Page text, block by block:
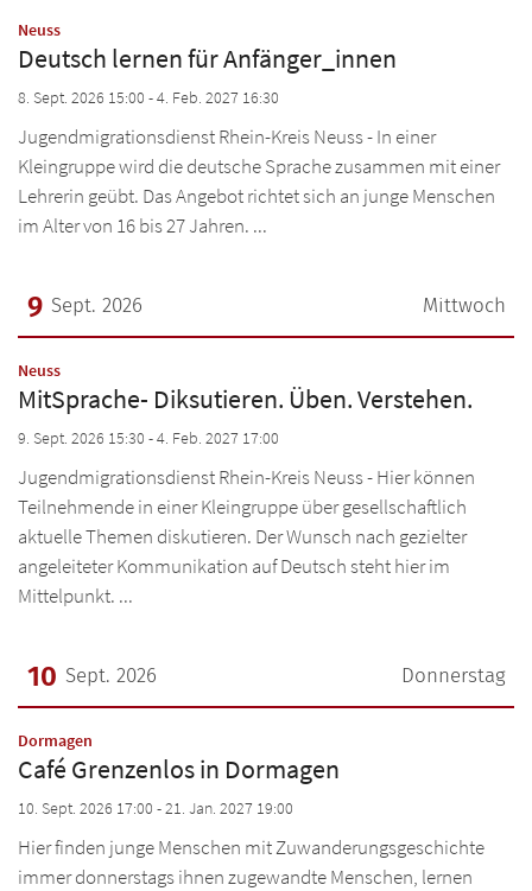
Datum: 8. September 2026
Neuss:
Deutsch lernen für Anfänger_innen
8. Sept. 2026 15:00 - 4. Feb. 2027 16:30
Jugendmigrationsdienst Rhein-Kreis Neuss - In einer
Kleingruppe wird die deutsche Sprache zusammen mit einer
Lehrerin geübt. Das Angebot richtet sich an junge Menschen
im Alter von 16 bis 27 Jahren. ...
Mittwoch
9 Sept. 2026
Datum: 9. September 2026
Neuss:
MitSprache- Diksutieren. Üben. Verstehen.
9. Sept. 2026 15:30 - 4. Feb. 2027 17:00
Jugendmigrationsdienst Rhein-Kreis Neuss - Hier können
Teilnehmende in einer Kleingruppe über gesellschaftlich
aktuelle Themen diskutieren. Der Wunsch nach gezielter
angeleiteter Kommunikation auf Deutsch steht hier im
Mittelpunkt. ...
Donnerstag
10 Sept. 2026
Datum: 10. September 2026
Dormagen
Café Grenzenlos in Dormagen
10. Sept. 2026 17:00 - 21. Jan. 2027 19:00
Hier finden junge Menschen mit Zuwanderungsgeschichte
immer donnerstags ihnen zugewandte Menschen, lernen